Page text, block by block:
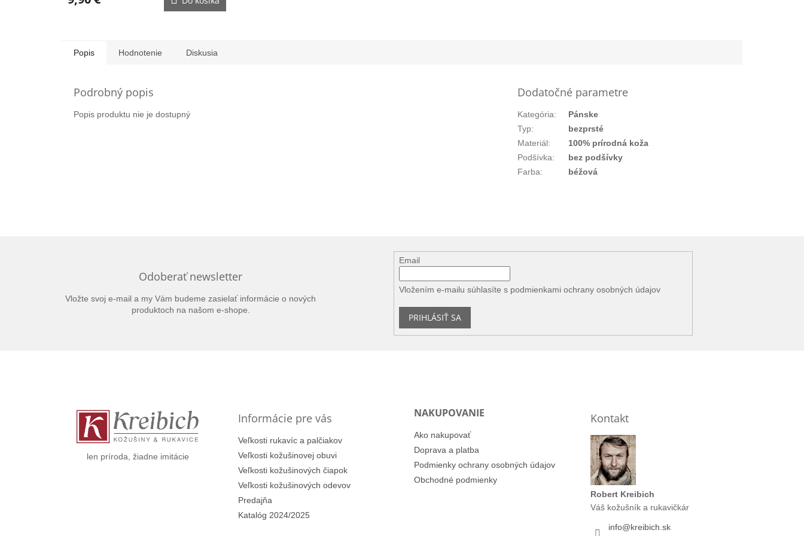
Popis Hodnotenie Diskusia
Podrobný popis
Popis produktu nie je dostupný
Dodatočné parametre
Kategória:
Pánske
Typ:
bezprsté
Materiál:
100% prírodná koža
Podšívka:
bez podšívky
Farba: béžová
Odoberať newsletter
Vložte svoj e-mail a my Vám budeme zasielať informácie o nových
produktoch na našom e-shope.
Email
Vložením e-mailu súhlasíte s podmienkami ochrany osobných údajov
PRIHLÁSIŤ SA
len príroda, žiadne imitácie
Informácie pre vás
Veľkosti rukavíc a palčiakov
Veľkosti kožušinovej obuvi
Veľkosti kožušinových čiapok
Veľkosti kožušinových odevov
Predajňa
Katalóg 2024/2025
NAKUPOVANIE
Ako nakupovať
Doprava a platba
Podmienky ochrany osobných údajov
Obchodné podmienky
Kontakt
Robert Kreibich
Váš kožušník a rukavičkár
info@kreibich.sk